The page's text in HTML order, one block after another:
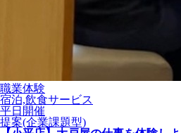
職業体験
宿泊,飲食サービス
平日開催
提案(企業課題型)